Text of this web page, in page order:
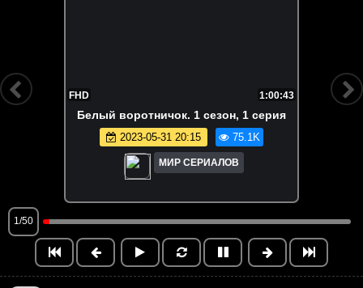
FHD 1:00:43
Бeлый вopoтничoк. 1 сезон, 1 серия
2023-05-31 20:15 75.1K
МИР СЕРИАЛОВ
1/50